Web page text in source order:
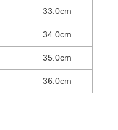
33.0cm
34.0cm
35.0cm
36.0cm